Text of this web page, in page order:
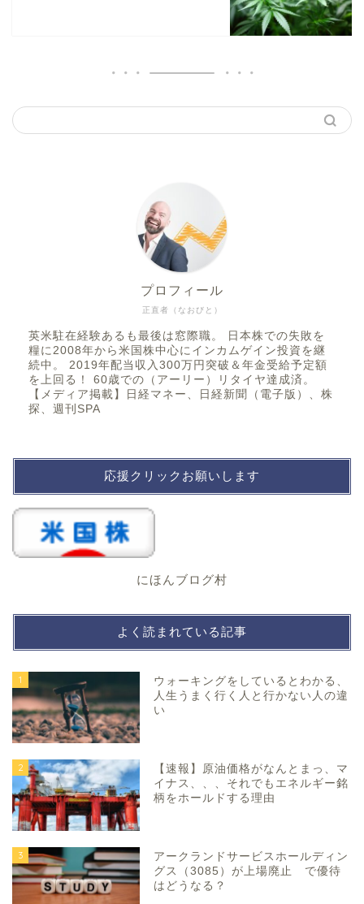
正直者（なおびと）
プロフィール
英米駐在経験あるも最後は窓際職。 日本株での失敗を
糧に2008年から米国株中心にインカムゲイン投資を継
続中。 2019年配当収入300万円突破＆年金受給予定額
を上回る！ 60歳での（アーリー）リタイヤ達成済。
【メディア掲載】日経マネー、日経新聞（電子版）、株
探、週刊SPA
応援クリックお願いします
にほんブログ村
よく読まれている記事
1
ウォーキングをしているとわかる、
人生うまく行く人と行かない人の違
い
2
【速報】原油価格がなんとまっ、マ
イナス、、、それでもエネルギー銘
柄をホールドする理由
3
アークランドサービスホールディン
グス（3085）が上場廃止 で優待
はどうなる？